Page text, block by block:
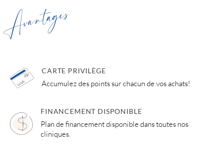
CARTE PRIVILÈGE
Accumulez des points sur chacun de vos achats!
FINANCEMENT DISPONIBLE
Plan de financement disponible dans toutes nos
cliniques.